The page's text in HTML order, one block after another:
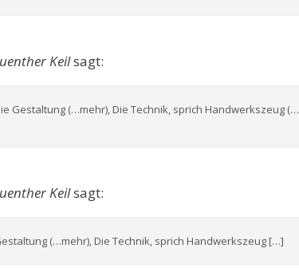
Keilsagt:
Gestaltung (…mehr), Die Technik, sprich Handwerkszeug (…
Keilsagt:
(…mehr), Die Technik, sprich Handwerkszeug […]